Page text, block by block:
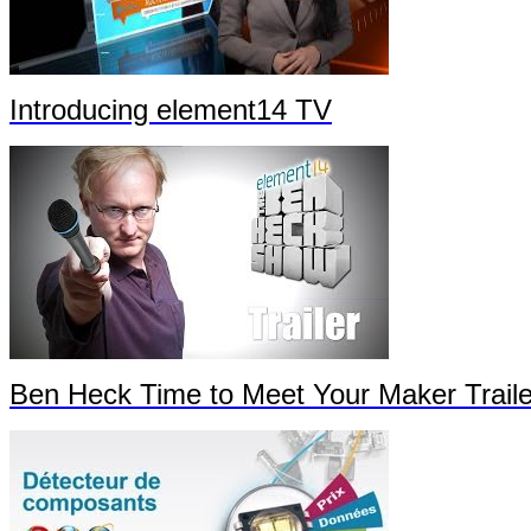
Introducing element14 TV
Ben Heck Time to Meet Your Maker